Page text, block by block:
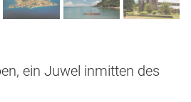
ein Juwel inmitten des